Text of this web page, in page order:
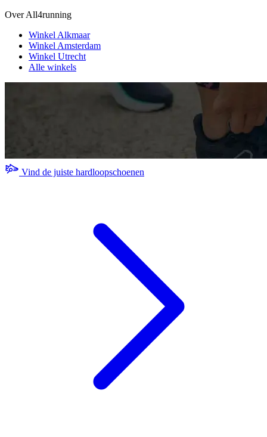
Over All4running
Winkel Alkmaar
Winkel Amsterdam
Winkel Utrecht
Alle winkels
Vind de juiste hardloopschoenen